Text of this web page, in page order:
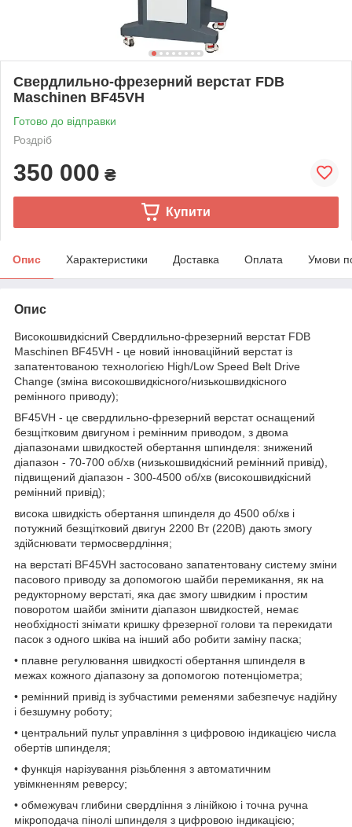
Свердлильно-фрезерний верстат FDB
Maschinen BF45VH
Готово до відправки
Роздріб
350 000 ₴
Купити
Опис Характеристики Доставка Оплата Умови
Опис
Високошвидкісний Свердлильно-фрезерний верстат FDB
Maschinen BF45VH - це новий інноваційний верстат із
запатентованою технологією High/Low Speed Belt Drive
Change (зміна високошвидкісного/низькошвидкісного
ремінного приводу);
BF45VH - це свердлильно-фрезерний верстат оснащений
безщітковим двигуном і ремінним приводом, з двома
діапазонами швидкостей обертання шпинделя: знижений
діапазон - 70-700 об/хв (низькошвидкісний ремінний привід),
підвищений діапазон - 300-4500 об/хв (високошвидкісний
ремінний привід);
висока швидкість обертання шпинделя до 4500 об/хв і
потужний безщітковий двигун 2200 Вт (220В) дають змогу
здійснювати термосвердління;
на верстаті BF45VH застосовано запатентовану систему зміни
пасового приводу за допомогою шайби перемикання, як на
редукторному верстаті, яка дає змогу швидким і простим
поворотом шайби змінити діапазон швидкостей, немає
необхідності знімати кришку фрезерної голови та перекидати
пасок з одного шківа на інший або робити заміну паска;
• плавне регулювання швидкості обертання шпинделя в
межах кожного діапазону за допомогою потенціометра;
• ремінний привід із зубчастими ременями забезпечує надійну
і безшумну роботу;
• центральний пульт управління з цифровою індикацією числа
обертів шпинделя;
• функція нарізування різьблення з автоматичним
увімкненням реверсу;
• обмежувач глибини свердління з лінійкою і точна ручна
мікроподача пінолі шпинделя з цифровою індикацією;